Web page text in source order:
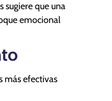
sugiere que una
emocional
más efectivas